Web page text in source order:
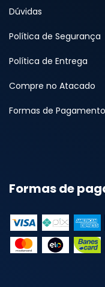
Dúvidas
Política de Segurança
Política de Entrega
Compre no Atacado
Formas de Pagamento
Formas de